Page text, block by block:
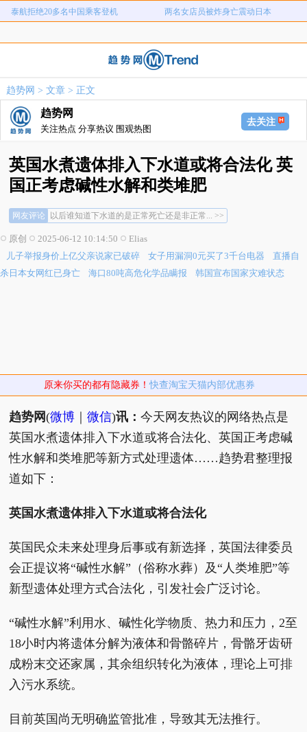
泰航拒绝20多名中国乘客登机 两名女店员被炸身亡震动日本
直播自杀日本女网红已身亡 海口80吨高危化学品瞒报
急诊医生漏诊致患儿死亡获刑1年
泰航拒绝20多名中国乘客登机 两名女店员被炸身亡震动日本
趋势网 > 文章> 正文
趋势网
关注热点 分享热议 围观热图
去关注
英国水煮遗体排入下水道或将合法化 英
国正考虑碱性水解和类堆肥
网友评论
以后谁知道下水道的是正常死亡还是非正常... >>
理论上可以，心理上有点过不去...火化... >>
以后谁知道下水道的是正常死亡还是非正常... >>
人生的尽头是下水道吗？还挺别致的... >>
原创 2025-06-12 10:14:50
Elias
儿子举报身价上亿父亲说家已破碎
女子用漏洞0元买了3千台电器
直播自
杀日本女网红已身亡
海口80吨高危化学品瞒报 韩国宣布国家灾难状态
原来你买的都有隐藏券！快查淘宝天猫内部优惠券
趋势网(微博 ｜微信)讯：今天网友热议的网络热点是
英国水煮遗体排入下水道或将合法化、英国正考虑碱
性水解和类堆肥等新方式处理遗体……趋势君整理报
道如下：
英国水煮遗体排入下水道或将合法化
英国民众未来处理身后事或有新选择，英国法律委员
会正提议将“碱性水解”（俗称水葬）及“人类堆肥”等
新型遗体处理方式合法化，引发社会广泛讨论。
“碱性水解”利用水、碱性化学物质、热力和压力，2至
18小时内将遗体分解为液体和骨骼碎片，骨骼牙齿研
成粉末交还家属，其余组织转化为液体，理论上可排
入污水系统。
目前英国尚无明确监管批准，导致其无法推行。